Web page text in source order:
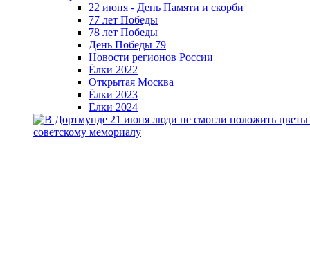
22 июня - День Памяти и скорби
77 лет Победы
78 лет Победы
День Победы 79
Новости регионов России
Ёлки 2022
Открытая Москва
Ёлки 2023
Ёлки 2024